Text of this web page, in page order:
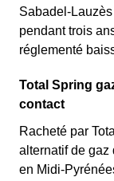
Sabadel-
pendant trois
réglementé
Total Spring
contact
Racheté par
alternatif de gaz
en Midi-